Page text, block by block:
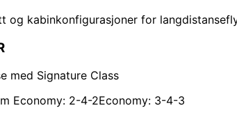
og kabinkonfigurasjoner for
med Signature Class
Economy: 2-4-2Economy: 3-4-3